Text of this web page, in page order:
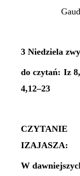
3 Niedziela
do czytań: Iz
4,12–23
IZAJASZA:
W